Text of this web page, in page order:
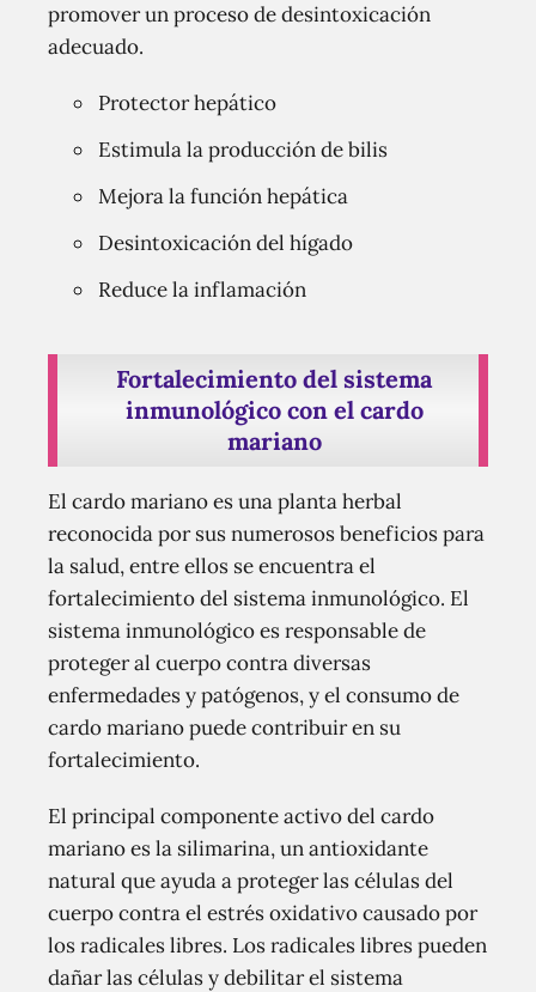
promover un proceso de desintoxicación
adecuado.
Protector hepático
Estimula la producción de bilis
Mejora la función hepática
Desintoxicación del hígado
Reduce la inflamación
Fortalecimiento del sistema
inmunológico con el cardo
mariano
El cardo mariano es una planta herbal
reconocida por sus numerosos beneficios para
la salud, entre ellos se encuentra el
fortalecimiento del sistema inmunológico. El
sistema inmunológico es responsable de
proteger al cuerpo contra diversas
enfermedades y patógenos, y el consumo de
cardo mariano puede contribuir en su
fortalecimiento.
El principal componente activo del cardo
mariano es la silimarina, un antioxidante
natural que ayuda a proteger las células del
cuerpo contra el estrés oxidativo causado por
los radicales libres. Los radicales libres pueden
dañar las células y debilitar el sistema